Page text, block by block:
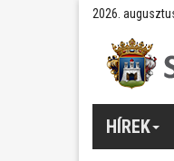
2026.
HÍREK